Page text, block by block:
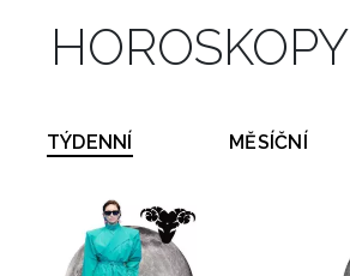
HOROSKOPY
TÝDENNÍ MĚSÍČNÍ